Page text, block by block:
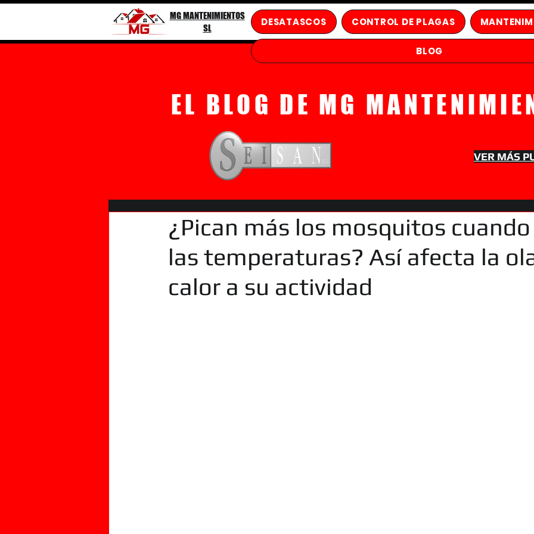
DESATASCOS CONTROL DE PLAGAS
BLOG
MG MANTENIMIENTOS
SL
QUE CONFIAN EN NUESTROS SERVICIOS
EL BLOG DE MG
VER MÁS
¿Pican más los mosquitos
las temperaturas? Así afecta la
calor a su actividad